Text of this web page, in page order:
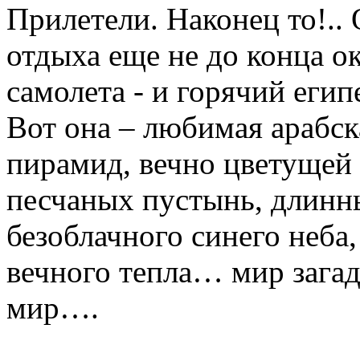
Прилетели. Наконец то!..
отдыха еще не до конца
самолета - и горячий
Вот она – любимая
пирамид, вечно
песчаных пустынь,
безоблачного синего
вечного тепла… мир
мир….